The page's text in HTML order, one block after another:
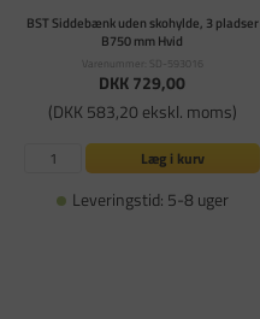
BST Siddebænk uden skohylde, 3 pladser
B750 mm Hvid
Varenummer: SD-593016
DKK 729,00
(DKK 583,20 ekskl. moms)
Læg i kurv
Leveringstid: 5-8 uger